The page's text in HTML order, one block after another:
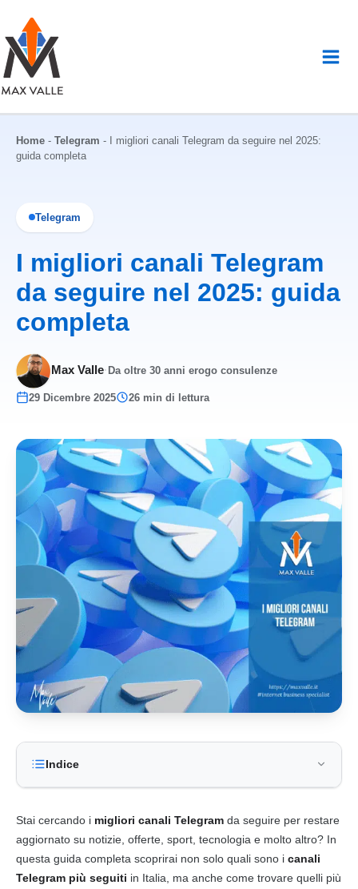
contenuto
Home - Telegram -
I migliori canali Telegram da seguire nel 2025:
guida completa
Telegram
I migliori canali Telegram
da seguire nel 2025: guida
completa
Max Valle· Da oltre 30 anni erogo consulenze
29 Dicembre 2025 26 min di lettura
Indice
Stai cercando i migliori canali Telegram da seguire per restare
aggiornato su notizie, offerte, sport, tecnologia e molto altro? In
questa guida completa scoprirai non solo quali sono i canali
Telegram più seguiti in Italia, ma anche come trovare quelli più